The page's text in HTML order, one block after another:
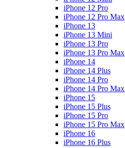
iPhone 12 Pro
iPhone 12 Pro Max
iPhone 13
iPhone 13 Mini
iPhone 13 Pro
iPhone 13 Pro Max
iPhone 14
iPhone 14 Plus
iPhone 14 Pro
iPhone 14 Pro Max
iPhone 15
iPhone 15 Plus
iPhone 15 Pro
iPhone 15 Pro Max
iPhone 16
iPhone 16 Plus